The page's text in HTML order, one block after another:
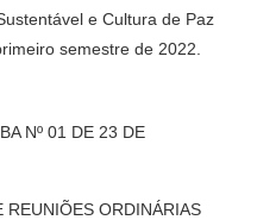
e Cultura de Paz
semestre de 2022.
Nº 01 DE 23 DE
ORDINÁRIAS